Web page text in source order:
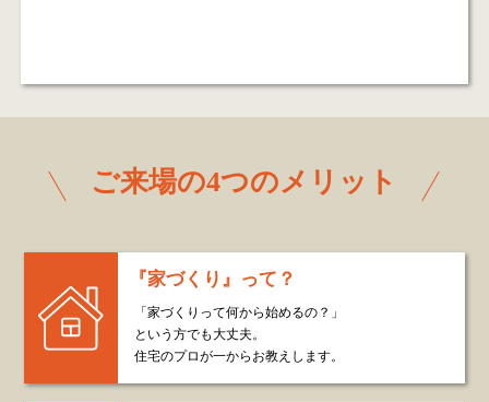
ご来場の4つのメリット
『家づくり』って？
「家づくりって何から始めるの？」
という方でも大丈夫。
住宅のプロが一からお教えします。